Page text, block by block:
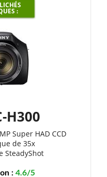
:
H300
Super HAD CCD
de 35x
SteadyShot
:4.6/5